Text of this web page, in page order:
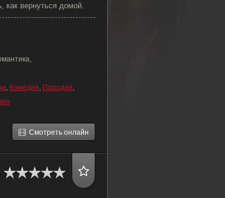
как вернуться домой.
, Комедия, Пародия,
Смотреть онлайн